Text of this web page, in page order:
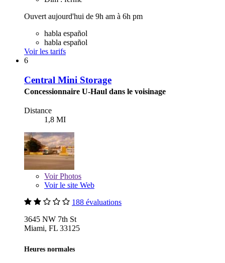
Ouvert aujourd'hui de 9h am à 6h pm
habla español
habla español
Voir les tarifs
6
Central Mini Storage
Concessionnaire U-Haul dans le voisinage
Distance
1,8 MI
VoirPhotos
Voir le site Web
188 évaluations
3645 NW 7th St
Miami, FL 33125
Heures normales